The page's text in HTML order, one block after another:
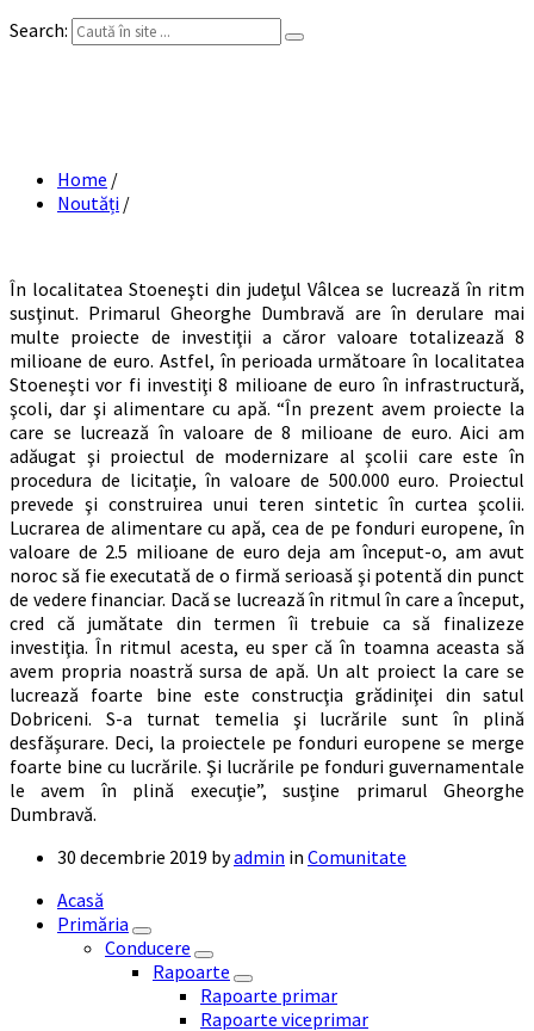
Search:
Home /
Noutăți /
În localitatea Stoeneşti din judeţul Vâlcea se lucrează în ritm
susţinut. Primarul Gheorghe Dumbravă are în derulare mai
multe proiecte de investiţii a căror valoare totalizează 8
milioane de euro. Astfel, în perioada următoare în localitatea
Stoeneşti vor fi investiţi 8 milioane de euro în infrastructură,
şcoli, dar şi alimentare cu apă. “În prezent avem proiecte la
care se lucrează în valoare de 8 milioane de euro. Aici am
adăugat şi proiectul de modernizare al şcolii care este în
procedura de licitaţie, în valoare de 500.000 euro. Proiectul
prevede şi construirea unui teren sintetic în curtea şcolii.
Lucrarea de alimentare cu apă, cea de pe fonduri europene, în
valoare de 2.5 milioane de euro deja am început-o, am avut
noroc să fie executată de o firmă serioasă şi potentă din punct
de vedere financiar. Dacă se lucrează în ritmul în care a început,
cred că jumătate din termen îi trebuie ca să finalizeze
investiţia. În ritmul acesta, eu sper că în toamna aceasta să
avem propria noastră sursa de apă. Un alt proiect la care se
lucrează foarte bine este construcţia grădiniţei din satul
Dobriceni. S-a turnat temelia şi lucrările sunt în plină
desfăşurare. Deci, la proiectele pe fonduri europene se merge
foarte bine cu lucrările. Şi lucrările pe fonduri guvernamentale
le avem în plină execuţie”, susţine primarul Gheorghe
Dumbravă.
30 decembrie 2019 byadmin in Comunitate
Acasă
Primăria
Conducere
Rapoarte
Rapoarte primar
Rapoarte viceprimar